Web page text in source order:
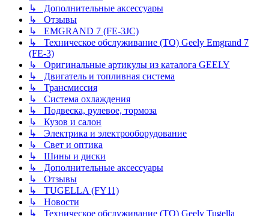
↳ Дополнительные аксессуары
↳ Отзывы
↳ EMGRAND 7 (FE-3JC)
↳ Техническое обслуживание (ТО) Geely Emgrand 7
(FE-3)
↳ Оригинальные артикулы из каталога GEELY
↳ Двигатель и топливная система
↳ Трансмиссия
↳ Система охлаждения
↳ Подвеска, рулевое, тормоза
↳ Кузов и салон
↳ Электрика и электрооборудование
↳ Свет и оптика
↳ Шины и диски
↳ Дополнительные аксессуары
↳ Отзывы
↳ TUGELLA (FY11)
↳ Новости
↳ Техническое обслуживание (ТО) Geely Tugella